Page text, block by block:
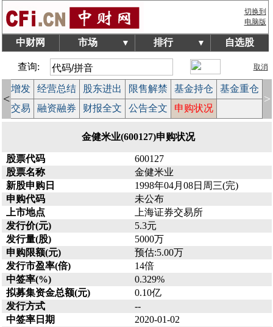
切换到
电脑版
中财网 市场 ▼ 排行 ▼ 自选股
查询: 取消
<
增发 经营总结 股东进出 限售解禁 基金持仓
基金重仓
交易
融资融券 财报全文 公告全文 申购状况
>
金健米业(600127)申购状况
股票代码
600127
股票名称
金健米业
新股申购日
1998年04月08日周三(完)
申购代码
未公布
上市地点
上海证券交易所
发行价(元)
5.3元
发行量(股)
5000万
申购限额(元)
预估:5.00万
发行市盈率(倍)
14倍
中签率(%)
0.329%
拟募集资金总额(元)
0.10亿
发行方式
--
中签率日期
2020-01-02